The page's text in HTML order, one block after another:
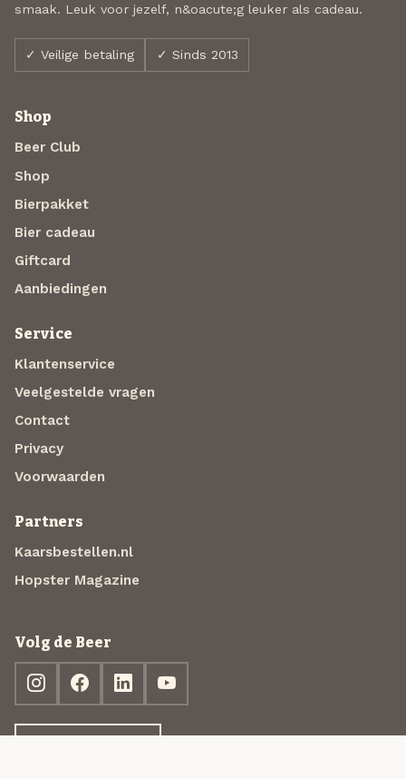
smaak. Leuk voor jezelf, n&oacute;g leuker als cadeau.
✓ Veilige betaling ✓ Sinds 2013
Shop
Beer Club
Shop
Bierpakket
Bier cadeau
Giftcard
Aanbiedingen
Service
Klantenservice
Veelgestelde vragen
Contact
Privacy
Voorwaarden
Partners
Kaarsbestellen.nl
Hopster Magazine
Volg de Beer